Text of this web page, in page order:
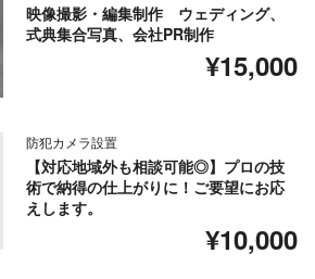
映像撮影・編集制作 ウェディング、
式典集合写真、会社PR制作
¥15,000
防犯カメラ設置
【対応地域外も相談可能◎】プロの技
術で納得の仕上がりに！ご要望にお応
えします。
¥10,000